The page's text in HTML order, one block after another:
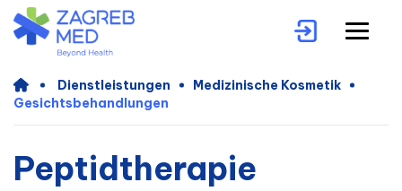
Dienstleistungen
Medizinische Kosmetik
Gesichtsbehandlungen
Peptidtherapie